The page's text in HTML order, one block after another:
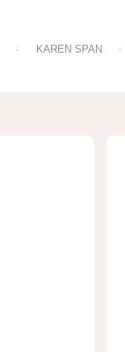
KAREN SPAN